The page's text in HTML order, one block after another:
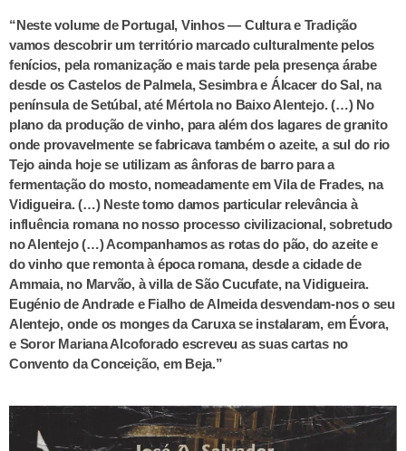
“Neste volume de Portugal, Vinhos — Cultura e Tradição
vamos descobrir um território marcado culturalmente pelos
fenícios, pela romanização e mais tarde pela presença árabe
desde os Castelos de Palmela, Sesimbra e Álcacer do Sal, na
península de Setúbal, até Mértola no Baixo Alentejo. (…) No
plano da produção de vinho, para além dos lagares de granito
onde provavelmente se fabricava também o azeite, a sul do rio
Tejo ainda hoje se utilizam as ânforas de barro para a
fermentação do mosto, nomeadamente em Vila de Frades, na
Vidigueira. (…) Neste tomo damos particular relevância à
influência romana no nosso processo civilizacional, sobretudo
no Alentejo (…) Acompanhamos as rotas do pão, do azeite e
do vinho que remonta à época romana, desde a cidade de
Ammaia, no Marvão, à villa de São Cucufate, na Vidigueira.
Eugénio de Andrade e Fialho de Almeida desvendam-nos o seu
Alentejo, onde os monges da Caruxa se instalaram, em Évora,
e Soror Mariana Alcoforado escreveu as suas cartas no
Convento da Conceição, em Beja.”